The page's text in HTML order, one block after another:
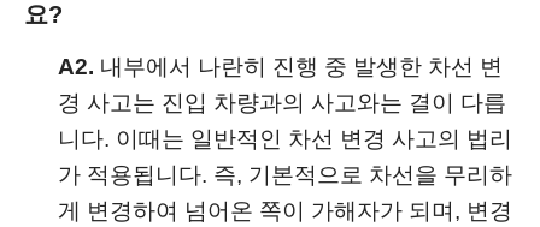
요?
A2. 내부에서 나란히 진행 중 발생한 차선 변
경 사고는 진입 차량과의 사고와는 결이 다릅
니다. 이때는 일반적인 차선 변경 사고의 법리
가 적용됩니다. 즉, 기본적으로 차선을 무리하
게 변경하여 넘어온 쪽이 가해자가 되며, 변경